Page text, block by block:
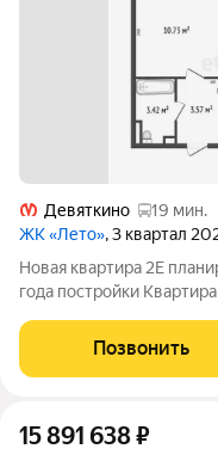
Девяткино
19 мин.
ЖК «Лето», 3 квартал
Новая квартира 2Е
года постройки
В квартире полная
белой водоэмульсионной
Позвонить
15 891 638₽